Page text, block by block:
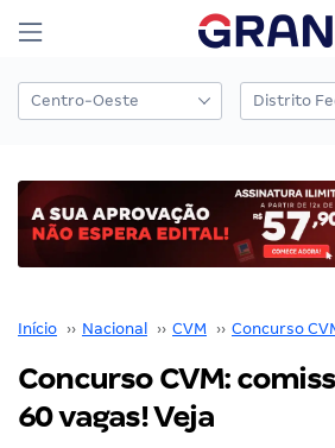
Início ›› Nacional ›› CVM ›› Concurso
Concurso CVM:
60 vagas! Veja